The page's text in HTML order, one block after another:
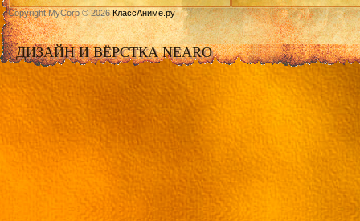
Copyright MyCorp © 2026КлассАниме.ру
ДИЗАЙН И ВЁРСТКА NEARO